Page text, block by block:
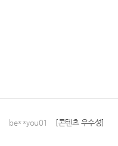
be**you01 [콘텐츠 우수성]